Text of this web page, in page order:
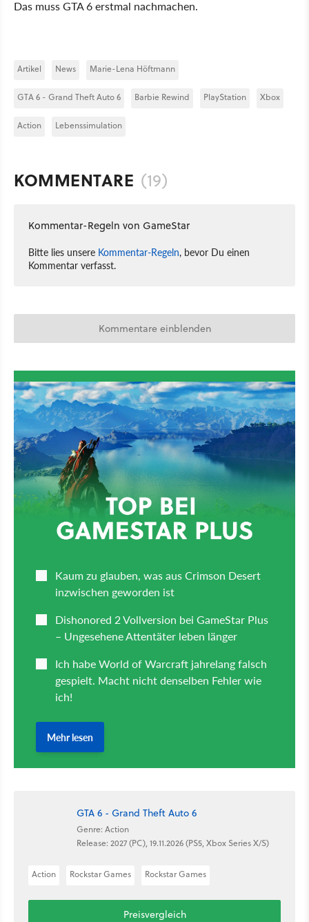
Das muss GTA 6 erstmal nachmachen.
Artikel News Marie-Lena Höftmann
GTA 6 - Grand Theft Auto 6 Barbie Rewind PlayStation Xbox
Action Lebenssimulation
KOMMENTARE (19)
Kommentar-Regeln von GameStar
Bitte lies unsere Kommentar-Regeln, bevor Du einen
Kommentar verfasst.
Kommentare einblenden
GTA 6 - Grand Theft Auto 6
Genre: Action
Release: 2027 (PC), 19.11.2026 (PS5, Xbox Series X/S)
Action Rockstar Games Rockstar Games
Preisvergleich